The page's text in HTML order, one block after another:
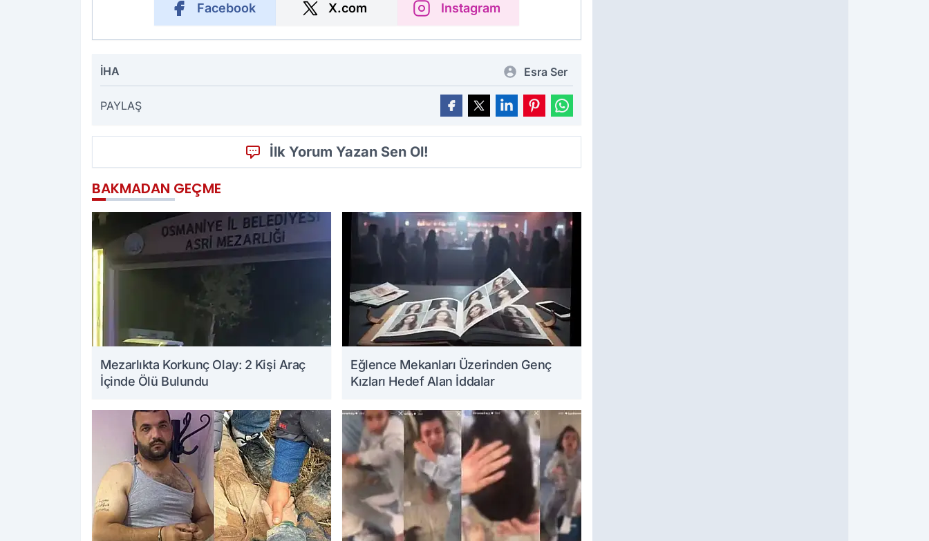
Facebook X.com Instagram
İHA Esra Ser
PAYLAŞ
İlk Yorum Yazan Sen Ol!
BAKMADAN GEÇME
Mezarlıkta Korkunç Olay: 2 Kişi Araç
İçinde Ölü Bulundu
Eğlence Mekanları Üzerinden Genç
Kızları Hedef Alan İddalar